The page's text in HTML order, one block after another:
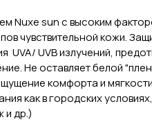
Nuxe sun c высоким
чувствительной кожи.
UVA/ UVB излучений,
Не оставляет белой
комфорта и
как в городских
и др.)